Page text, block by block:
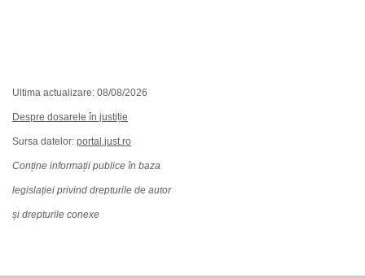
Ultima actualizare: 08/08/2026
Despre dosarele în justiție
Sursa datelor: portal.just.ro
Conține informații publice în baza
legislației privind drepturile de autor
și drepturile conexe